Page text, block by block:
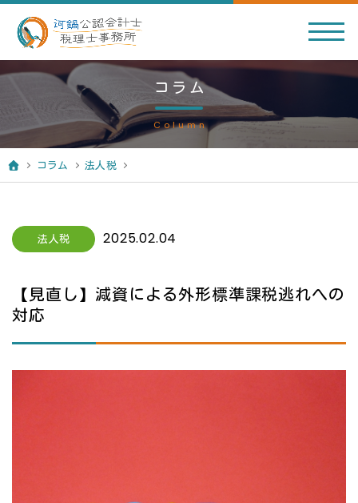
コラム
Column
コラム 法人税
法人税 2025.02.04
【見直し】減資による外形標準課税逃れへの
対応